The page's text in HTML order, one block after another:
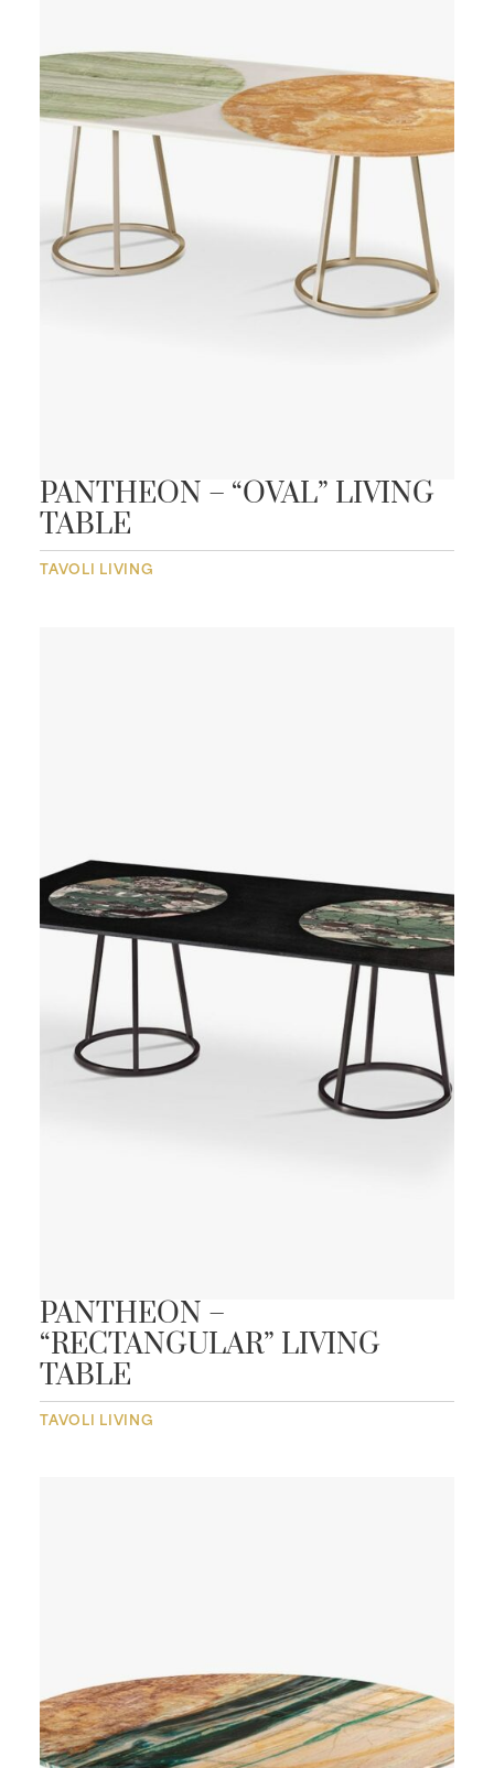
PANTHEON – “OVAL” LIVING
TABLE
TAVOLI LIVING
PANTHEON –
“RECTANGULAR” LIVING
TABLE
TAVOLI LIVING